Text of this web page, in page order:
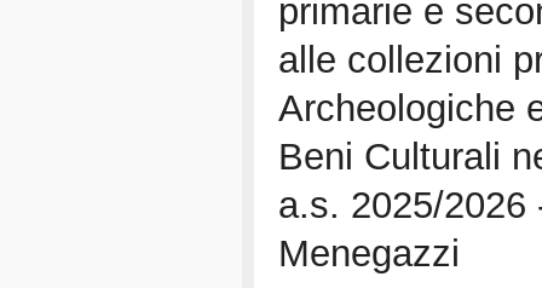
primarie e
alle collezioni
Archeologiche
Beni Culturali
a.s. 2025/2026
Menegazzi